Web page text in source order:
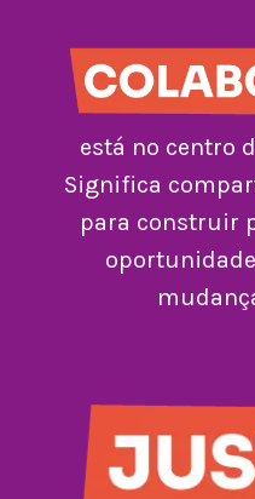
está no centro
Significa
para construir